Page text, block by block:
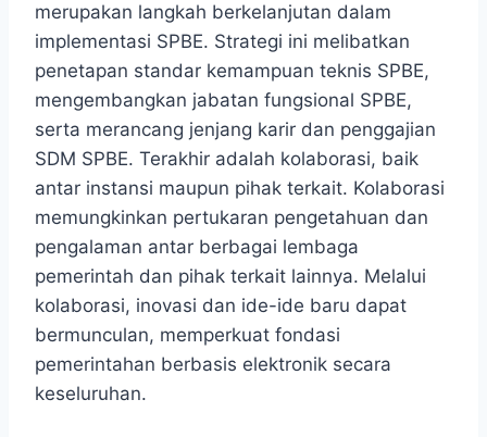
merupakan langkah berkelanjutan dalam
implementasi SPBE. Strategi ini melibatkan
penetapan standar kemampuan teknis SPBE,
mengembangkan jabatan fungsional SPBE,
serta merancang jenjang karir dan penggajian
SDM SPBE. Terakhir adalah kolaborasi, baik
antar instansi maupun pihak terkait. Kolaborasi
memungkinkan pertukaran pengetahuan dan
pengalaman antar berbagai lembaga
pemerintah dan pihak terkait lainnya. Melalui
kolaborasi, inovasi dan ide-ide baru dapat
bermunculan, memperkuat fondasi
pemerintahan berbasis elektronik secara
keseluruhan.